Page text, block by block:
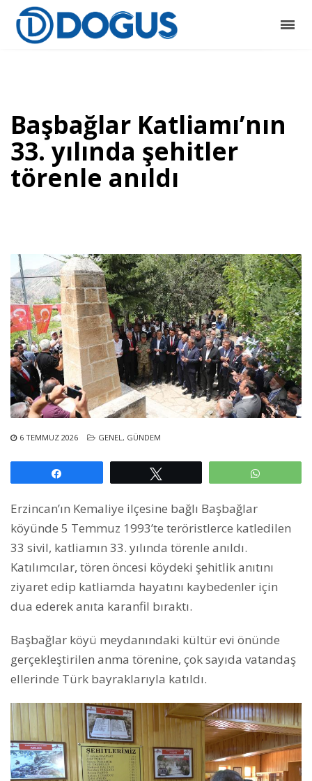
Başbağlar Katliamı’nın
33. yılında şehitler
törenle anıldı
6 TEMMUZ 2026 GENEL, GÜNDEM
Erzincan’ın Kemaliye ilçesine bağlı Başbağlar
köyünde 5 Temmuz 1993’te teröristlerce katledilen
33 sivil, katliamın 33. yılında törenle anıldı.
Katılımcılar, tören öncesi köydeki şehitlik anıtını
ziyaret edip katliamda hayatını kaybedenler için
dua ederek anıta karanfil bıraktı.
Başbağlar köyü meydanındaki kültür evi önünde
gerçekleştirilen anma törenine, çok sayıda vatandaş
ellerinde Türk bayraklarıyla katıldı.